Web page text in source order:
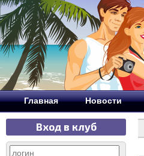
Главная Новости
Вход в клуб